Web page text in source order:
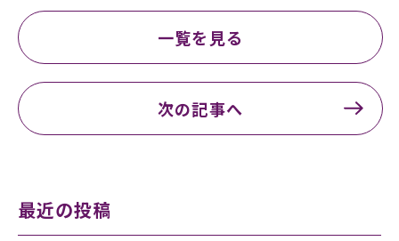
一覧を見る
次の記事へ
最近の投稿